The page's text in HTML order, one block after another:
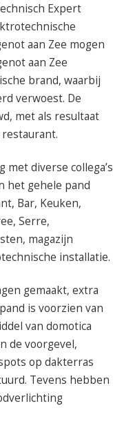
Expert
aan Zee mogen
aan Zee
brand, waarbij
verwoest. De
met als resultaat
diverse collega’s
het gehele pand
Bar, Keuken,
Serre,
magazijn
installatie.
gemaakt, extra
is voorzien van
van domotica
de voorgevel,
op dakterras
Tevens hebben